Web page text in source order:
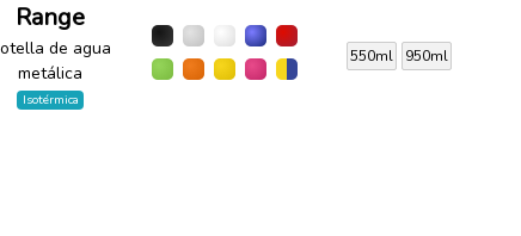
Range
de agua
metálica
Isotérmica
550ml 950ml